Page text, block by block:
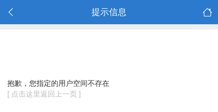
提示信息
抱歉，您指定的用户空间不存在
[ 点击这里返回上一页 ]